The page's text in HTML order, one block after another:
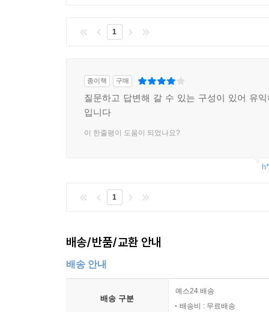
1
종이책 구매
질문하고 답변해 갈 수 있는 구성이 있어 유
입니다
이 한줄평이 도움이 되었나요?
1
배송/반품/교환 안내
배송 안내
배송 구분
예스24 배송
배송비 : 무료배송